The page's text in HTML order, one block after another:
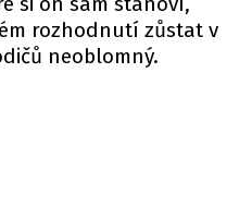
rozhodnutí zůstat v
neoblomný.